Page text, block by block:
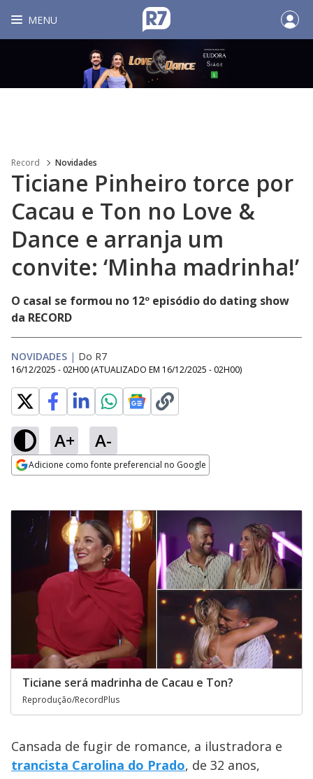
MENU
Record Novidades
Ticiane Pinheiro torce por
Cacau e Ton no Love &
Dance e arranja um
convite: ‘Minha madrinha!’
O casal se formou no 12º episódio do dating show
da RECORD
NOVIDADES | Do R7
16/12/2025 - 02H00 (ATUALIZADO EM 16/12/2025 - 02H00)
A+ A-
Adicione como fonte preferencial no Google
Ticiane será madrinha de Cacau e Ton?
Reprodução/RecordPlus
Cansada de fugir de romance, a ilustradora e
trancista Carolina do Prado, de 32 anos,